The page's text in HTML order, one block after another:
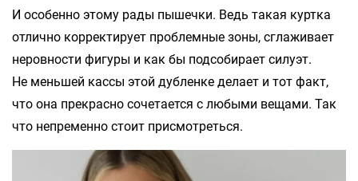
И особенно этому рады пышечки. Ведь такая куртка
отлично корректирует проблемные зоны, сглаживает
неровности фигуры и как бы подсобирает силуэт.
Не меньшей кассы этой дубленке делает и тот факт,
что она прекрасно сочетается с любыми вещами. Так
что непременно стоит присмотреться.